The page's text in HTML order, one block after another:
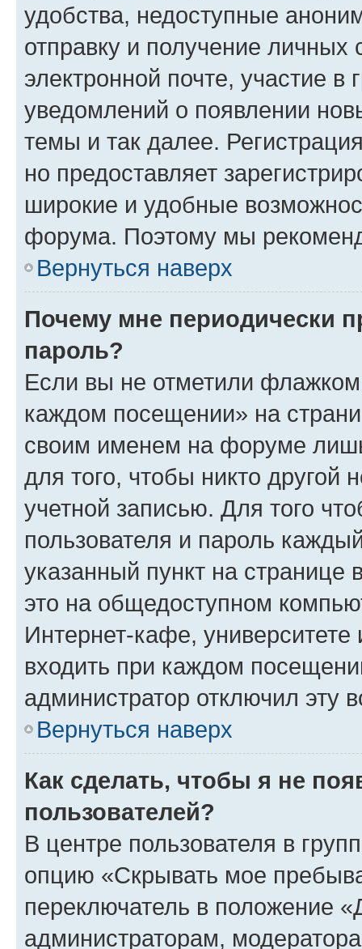
удобства, недоступные
отправку и получение
электронной почте, участие в
уведомлений о появлении
темы и так далее.
но предоставляет
широкие и удобные
форума. Поэтому мы
Вернуться наверх
Почему мне периодически
пароль?
Если вы не отметили флажком
каждом посещении» на
своим именем на форуме
для того, чтобы никто другой
учетной записью. Для того
пользователя и пароль
указанный пункт на
это на общедоступном
Интернет-кафе, университете
входить при каждом
администратор отключил эту
Вернуться наверх
Как сделать, чтобы я не
пользователей?
В центре пользователя в
опцию «Скрывать мое
переключатель в положение
администраторам,